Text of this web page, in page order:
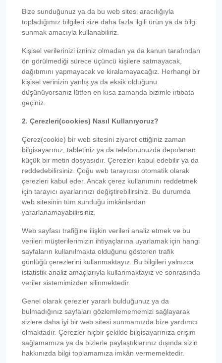
Bize sunduğunuz ya da bu web sitesi aracılığıyla
topladığımız bilgileri size daha fazla ilgili ürün ya da bilgi
sunmak amacıyla kullanabiliriz.
Kişisel verilerinizi izniniz olmadan ya da kanun tarafından
ön görülmediği sürece üçüncü kişilere satmayacak,
dağıtımını yapmayacak ve kiralamayacağız. Herhangi bir
kişisel verinizin yanlış ya da eksik olduğunu
düşünüyorsanız lütfen en kısa zamanda bizimle irtibata
geçiniz.
2. Çerezleri(cookies) Nasıl Kullanıyoruz?
Çerez(cookie) bir web sitesini ziyaret ettiğiniz zaman
bilgisayarınız, tabletiniz ya da telefonunuzda depolanan
küçük bir metin dosyasıdır. Çerezleri kabul edebilir ya da
reddedebilirsiniz. Çoğu web tarayıcısı otomatik olarak
çerezleri kabul eder. Ancak çerez kullanımını reddetmek
için tarayıcı ayarlarınızı değiştirebilirsiniz. Bu durumda
web sitesinin tüm sunduğu imkânlardan
yararlanamayabilirsiniz.
Web sayfası trafiğine ilişkin verileri analiz etmek ve bu
verileri müşterilerimizin ihtiyaçlarına uyarlamak için hangi
sayfaların kullanılmakta olduğunu gösteren trafik
günlüğü çerezlerini kullanmaktayız. Bu bilgileri yalnızca
istatistik analiz amaçlarıyla kullanmaktayız ve sonrasında
veriler sistemimizden silinmektedir.
Genel olarak çerezler yararlı bulduğunuz ya da
bulmadığınız sayfaları gözlemlemememizi sağlayarak
sizlere daha iyi bir web sitesi sunmamızda bize yardımcı
olmaktadır. Çerezler hiçbir şekilde bilgisayarınıza erişim
sağlamamıza ya da bizlerle paylaştıklarınız dışında sizin
hakkınızda bilgi toplamamıza imkân vermemektedir.